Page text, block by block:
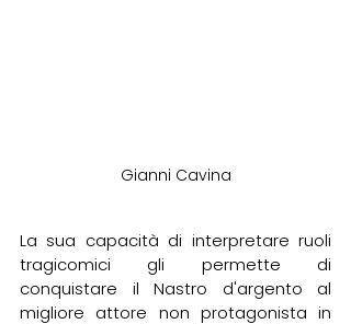
Gianni Cavina
La sua capacità di interpretare ruoli
tragicomici gli permette di
conquistare il Nastro d'argento al